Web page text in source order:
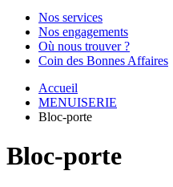
Nos services
Nos engagements
Où nous trouver ?
Coin des Bonnes Affaires
Accueil
MENUISERIE
Bloc-porte
Bloc-porte